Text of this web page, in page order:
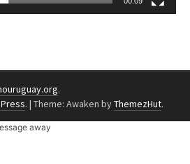
.
. | Theme: Awaken byThemezHut.
away